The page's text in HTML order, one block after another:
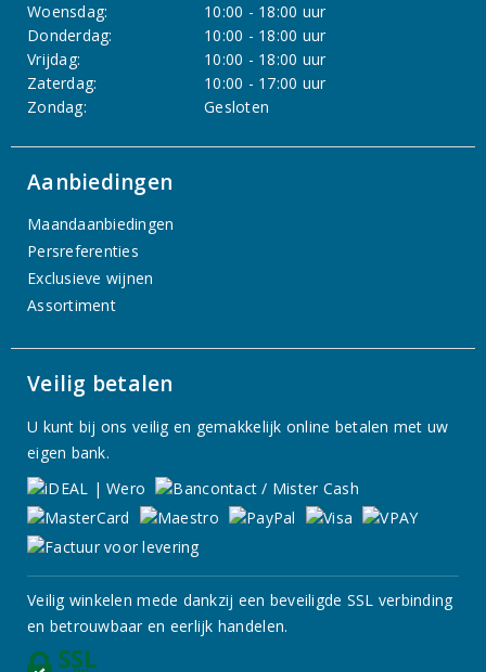
Woensdag:
10:00 - 18:00 uur
Donderdag:
10:00 - 18:00 uur
Vrijdag:
10:00 - 18:00 uur
Zaterdag:
10:00 - 17:00 uur
Zondag:
Gesloten
Aanbiedingen
Maandaanbiedingen
Persreferenties
Exclusieve wijnen
Assortiment
Veilig betalen
U kunt bij ons veilig en gemakkelijk online betalen met uw
eigen bank.
Veilig winkelen mede dankzij een beveiligde SSL verbinding
en betrouwbaar en eerlijk handelen.